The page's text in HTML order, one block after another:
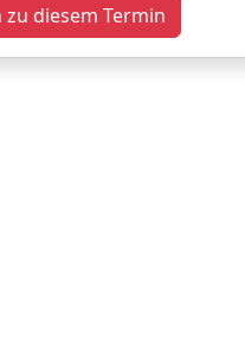
diesem Termin